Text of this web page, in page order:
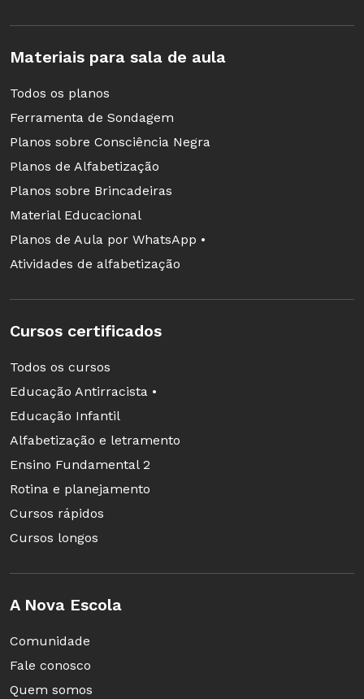
Materiais para sala de aula
Todos os planos
Ferramenta de Sondagem
Planos sobre Consciência Negra
Planos de Alfabetização
Planos sobre Brincadeiras
Material Educacional
Planos de Aula por WhatsApp •
Atividades de alfabetização
Cursos certificados
Todos os cursos
Educação Antirracista •
Educação Infantil
Alfabetização e letramento
Ensino Fundamental 2
Rotina e planejamento
Cursos rápidos
Cursos longos
A Nova Escola
Comunidade
Fale conosco
Quem somos